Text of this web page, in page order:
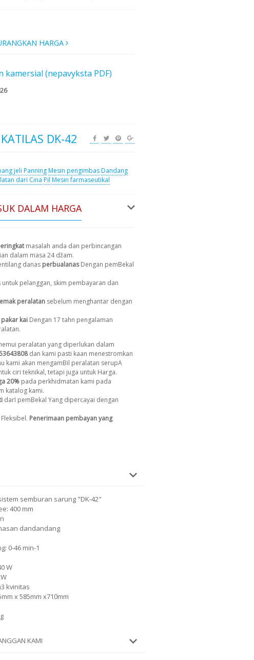
HARGA
(nepavyksta PDF)
DK-42
jeli PanningMesin pengimbasDandang
dari Cina Pil Mesin farmaseutikal
DALAM HARGA
masalah anda dan perbincangan
dalam masa 24 džam.
danas perbualanasDengan pemBekal
pelanggan, skim pembayaran dan
peralatan sebelum menghantar dengan
kai Dengan 17 tahn pengalaman
peralatan yang diperlukan dalam
dan kami pasti kaan menestromkan
kami akan mengamBil peralatan serupA
ciri teknikal, tetapi juga untuk Harga.
20% pada perkhidmatan kami pada
katalog kami.
darI pemBekal Yang dipercayai dengan
Penerimaan pembayan yang
semburan sarung "DK-42"
400 mm
dandandang
0-46 min-1
W
kvinitas
x 585mm x710mm
KAMI